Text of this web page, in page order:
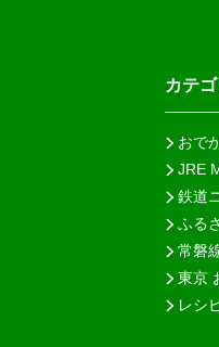
カテ
おで
JRE
鉄道
ふる
常磐
東京
レシ